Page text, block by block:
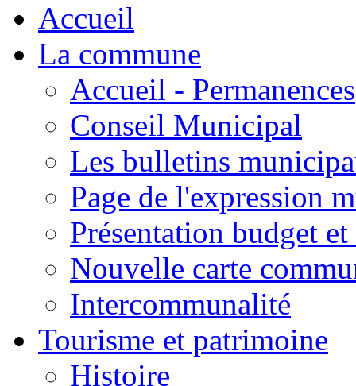
Accueil
La commune
Accueil - Permanences
Conseil Municipal
Les bulletins
Page de l'expression
Présentation budget
Nouvelle carte
Intercommunalité
Tourisme et patrimoine
Histoire